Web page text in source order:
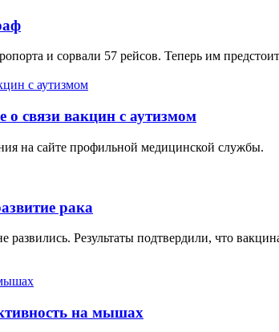
и сорвали 57 рейсов. Теперь им
связи вакцин с аутизмом
на сайте профильной медицинской службы.
рака
Результаты подтвердили, что
на мышах